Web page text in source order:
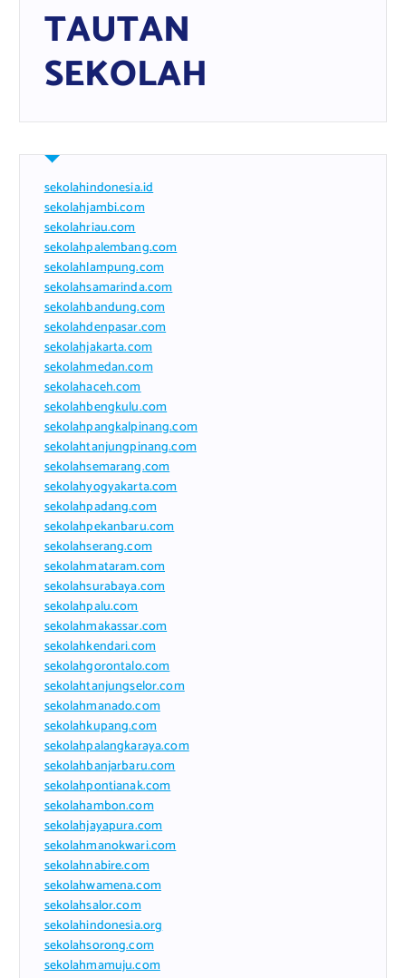
TAUTAN
SEKOLAH
sekolahindonesia.id
sekolahjambi.com
sekolahriau.com
sekolahpalembang.com
sekolahlampung.com
sekolahsamarinda.com
sekolahbandung.com
sekolahdenpasar.com
sekolahjakarta.com
sekolahmedan.com
sekolahaceh.com
sekolahbengkulu.com
sekolahpangkalpinang.com
sekolahtanjungpinang.com
sekolahsemarang.com
sekolahyogyakarta.com
sekolahpadang.com
sekolahpekanbaru.com
sekolahserang.com
sekolahmataram.com
sekolahsurabaya.com
sekolahpalu.com
sekolahmakassar.com
sekolahkendari.com
sekolahgorontalo.com
sekolahtanjungselor.com
sekolahmanado.com
sekolahkupang.com
sekolahpalangkaraya.com
sekolahbanjarbaru.com
sekolahpontianak.com
sekolahambon.com
sekolahjayapura.com
sekolahmanokwari.com
sekolahnabire.com
sekolahwamena.com
sekolahsalor.com
sekolahindonesia.org
sekolahsorong.com
sekolahmamuju.com